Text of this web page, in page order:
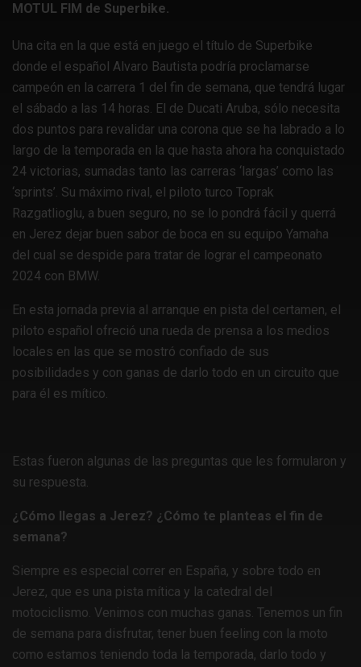
MOTUL FIM de Superbike.
Una cita en la que está en juego el título de Superbike
donde el español Alvaro Bautista podría proclamarse
campeón en la carrera 1 del fin de semana, que tendrá lugar
el sábado a las 14 horas. El de Ducati Aruba, sólo necesita
dos puntos para revalidar una corona que se ha labrado a lo
largo de la temporada en la que hasta ahora ha conquistado
24 victorias, sumadas tanto las carreras ‘largas’ como las
‘sprints’. Su máximo rival, el piloto turco Toprak
Razgatlioglu, a buen seguro, no se lo pondrá fácil y querrá
en Jerez dejar buen sabor de boca en su equipo Yamaha
del cual se despide para tratar de lograr el campeonato
2024 con BMW.
En esta jornada previa al arranque en pista del certamen, el
piloto español ofreció una rueda de prensa a los medios
locales en las que se mostró confiado de sus
posibilidades y con ganas de darlo todo en un circuito que
para él es mítico.
Estas fueron algunas de las preguntas que les formularon y
su respuesta.
¿Cómo llegas a Jerez? ¿Cómo te planteas el fin de
semana?
Siempre es especial correr en España, y sobre todo en
Jerez, que es una pista mítica y la catedral del
motociclismo. Venimos con muchas ganas. Tenemos un fin
de semana para disfrutar, tener buen feeling con la moto
como estamos teniendo toda la temporada, darlo todo y